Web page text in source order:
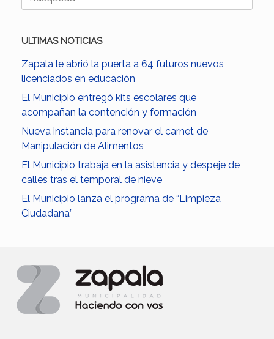
ULTIMAS NOTICIAS
Zapala le abrió la puerta a 64 futuros nuevos
licenciados en educación
El Municipio entregó kits escolares que
acompañan la contención y formación
Nueva instancia para renovar el carnet de
Manipulación de Alimentos
El Municipio trabaja en la asistencia y despeje de
calles tras el temporal de nieve
El Municipio lanza el programa de “Limpieza
Ciudadana”